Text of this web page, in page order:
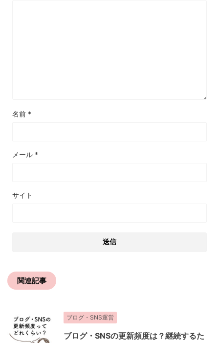
名前 *
メール *
サイト
関連記事
ブログ・SNS運営
ブログ・SNSの更新頻度は？継続するた